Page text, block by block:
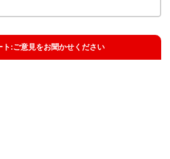
ト:ご意見をお聞かせください